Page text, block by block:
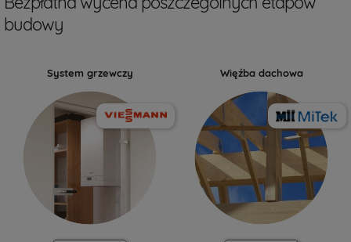
budowy
System grzewczy Więźba dachowa